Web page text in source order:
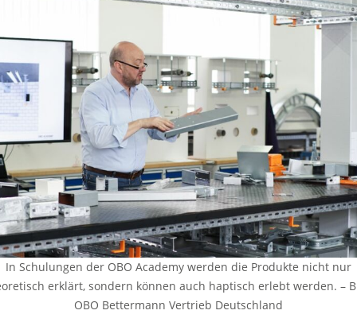
In Schulungen der OBO Academy werden die Produkte nicht nur
erklärt, sondern können auch haptisch erlebt werden. –
OBO Bettermann Vertrieb Deutschland